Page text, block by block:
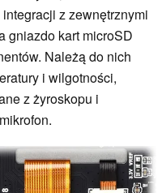
z zewnętrznymi
gniazdo kart microSD
Należą do nich
i wilgotności,
z żyroskopu i